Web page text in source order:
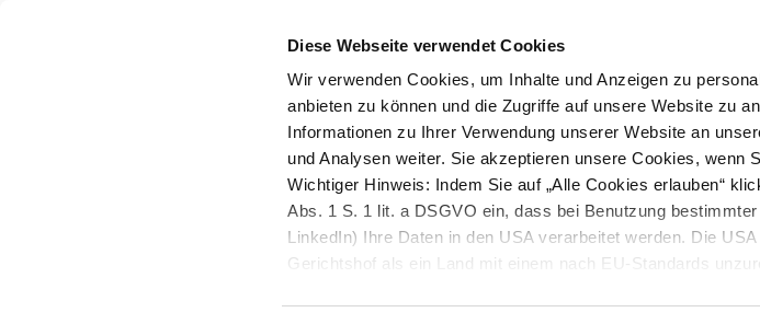
Diese Webseite verwendet Cookies
Wir verwenden Cookies, um Inhalte und Anzeigen zu
anbieten zu können und die Zugriffe auf unsere Website zu
Informationen zu Ihrer Verwendung unserer Website an
und Analysen weiter. Sie akzeptieren unsere Cookies, wenn
Wichtiger Hinweis: Indem Sie auf „Alle Cookies erlauben“
Abs. 1 S. 1 lit. a DSGVO ein, dass bei Benutzung
LinkedIn) Ihre Daten in den USA verarbeitet werden. Die
Gerichtshof als ein Land mit einem nach EU-Standards
Herzlich willkommen!